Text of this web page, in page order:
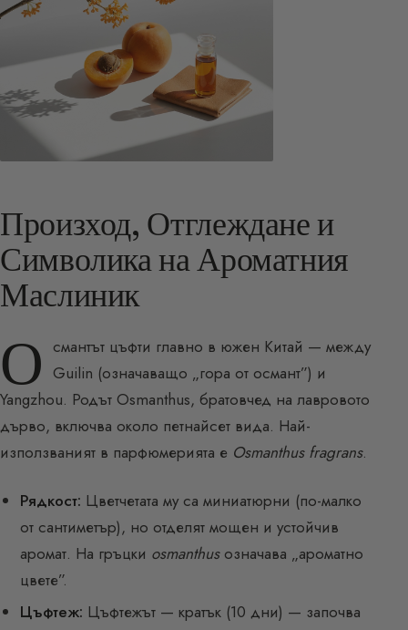
Произход, Отглеждане и
Символика на Ароматния
Маслиник
О смантът цъфти главно в южен Китай — между
Guilin (означаващо „гора от османт”) и
Yangzhou. Родът Osmanthus, братовчед на лавровото
дърво, включва около петнайсет вида. Най-
използваният в парфюмерията е Osmanthus fragrans.
Рядкост: Цветчетата му са миниатюрни (по-малко
от сантиметър), но отделят мощен и устойчив
аромат. На гръцки osmanthusозначава „ароматно
цвете”.
Цъфтеж: Цъфтежът — кратък (10 дни) — започва